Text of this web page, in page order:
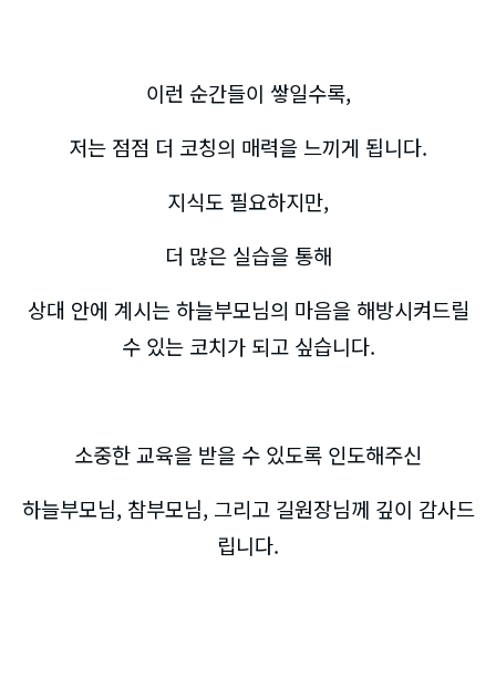
이런 순간들이 쌓일수록,
저는 점점 더 코칭의 매력을 느끼게 됩니다.
지식도 필요하지만,
더 많은 실습을 통해
상대 안에 계시는 하늘부모님의 마음을 해방시켜드릴
수 있는 코치가 되고 싶습니다.
소중한 교육을 받을 수 있도록 인도해주신
하늘부모님, 참부모님, 그리고 길원장님께 깊이 감사드
립니다.